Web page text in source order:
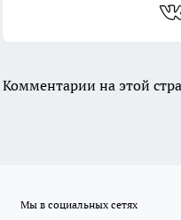
Комментарии на этой
Мы в социальных сетях